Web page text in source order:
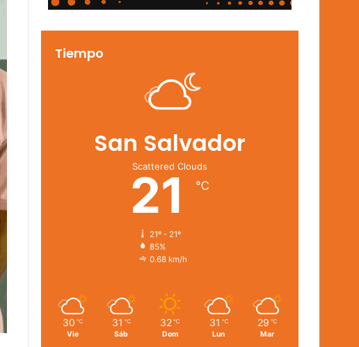
Tiempo
San Salvador
Scattered Clouds
21 ℃
21º - 21º
85%
0.68 km/h
30 ℃
Vie
31 ℃
Sáb
32 ℃
Dom
31 ℃
Lun
29 ℃
Mar